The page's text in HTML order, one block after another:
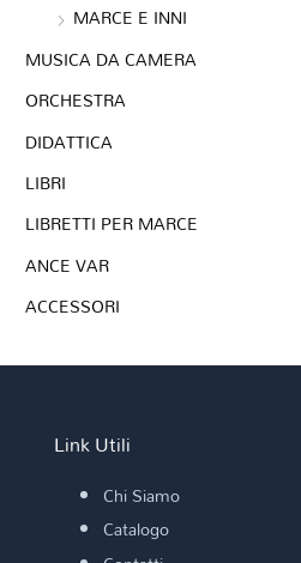
MARCE E INNI
MUSICA DA CAMERA
ORCHESTRA
DIDATTICA
LIBRI
LIBRETTI PER MARCE
ANCE VAR
ACCESSORI
Link Utili
Chi Siamo
Catalogo